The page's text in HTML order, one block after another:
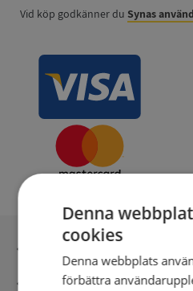
Vid köp godkänner du Synas
Säker betalning med
Denna
cookies
Denna webbplats
förbättra